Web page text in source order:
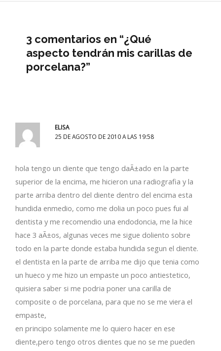
3 comentarios en “¿Qué
aspecto tendrán mis carillas de
porcelana?”
ELISA
25 DE AGOSTO DE 2010 A LAS 19:58
hola tengo un diente que tengo daÃ±ado en la parte
superior de la encima, me hicieron una radiografia y la
parte arriba dentro del diente dentro del encima esta
hundida enmedio, como me dolia un poco pues fui al
dentista y me recomendio una endodoncia, me la hice
hace 3 aÃ±os, algunas veces me sigue doliento sobre
todo en la parte donde estaba hundida segun el diente.
el dentista en la parte de arriba me dijo que tenia como
un hueco y me hizo un empaste un poco antiestetico,
quisiera saber si me podria poner una carilla de
composite o de porcelana, para que no se me viera el
empaste,
en principo solamente me lo quiero hacer en ese
diente,pero tengo otros dientes que no se me pueden